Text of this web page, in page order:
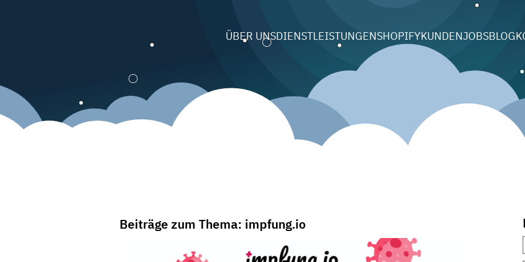
ÜBER UNSDIENSTLEISTUNGENSHOPIFYKUNDENJOBSBLOG
Beiträge zum Thema: impfung.io